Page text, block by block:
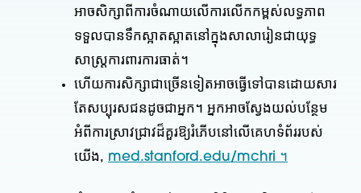
អាចសិក្សាពីការចំណាយលើការលើកកម្ពស់លទ្ធភាព
ទទួលបានទឹកស្អាតស្អាតនៅក្នុងសាលារៀនជាយុទ្ធ
សាស្រ្តការពារការធាត់។
ហើយ​ការសិក្សា​ជាច្រើន​ទៀត​អាច​ធ្វើ​ទៅបាន​ដោយសារ​
តែ​សប្បុរសជន​ដូចជា​អ្នក​។ អ្នកអាចស្វែងយល់បន្ថែម
អំពីការស្រាវជ្រាវដ៏គួរឱ្យរំភើបនៅលើគេហទំព័ររបស់
យើង, med.stanford.edu/mchri ។